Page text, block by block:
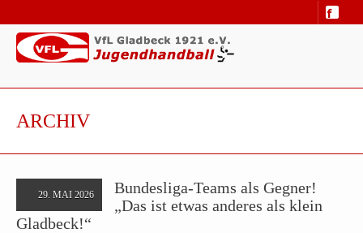
ARCHIV
29. MAI 2026
Bundesliga-Teams als Gegner!
„Das ist etwas anderes als klein
Gladbeck!“